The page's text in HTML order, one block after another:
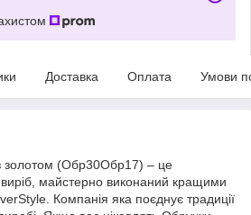
Доставка Оплата Умови
золотом (Обр30Обр17) – це
майстерно виконаний кращими
Компанія яка поєднує традиції